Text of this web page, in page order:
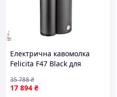
Електрична кавомолка
Felicita F47 Black для
ідеального смаку
17 894 ₴
35 788₴